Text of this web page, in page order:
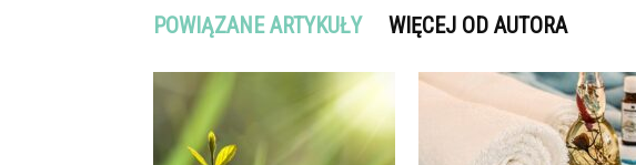
POWIĄZANE ARTYKUŁY WIĘCEJ OD AUTORA